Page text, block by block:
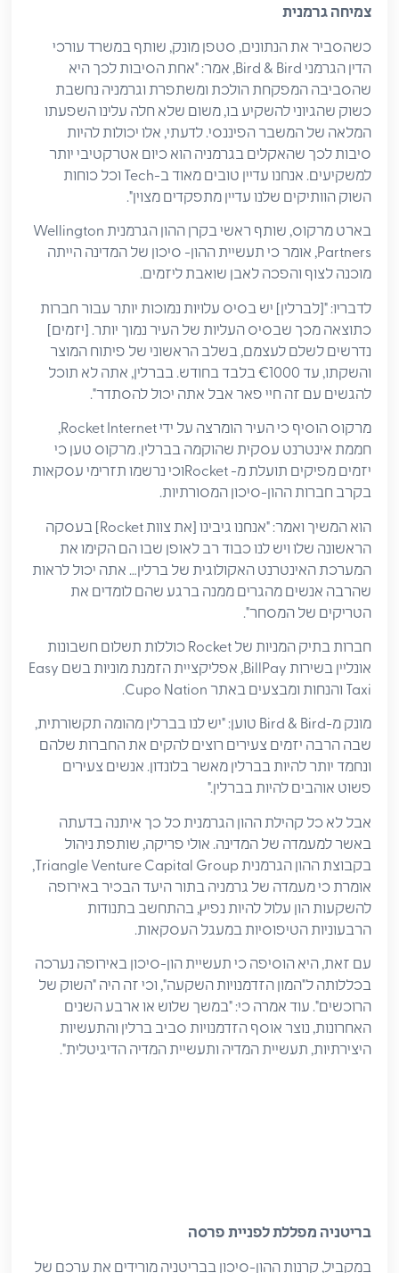
צמיחה גרמנית
כשהסביר את הנתונים, סטפן מונק, שותף במשרד עורכי
הדין הגרמני Bird & Bird, אמר: "אחת הסיבות לכך היא
שהסביבה המפקחת הולכת ומשתפרת וגרמניה נחשבת
כשוק שהגיוני להשקיע בו, משום שלא חלה עלינו השפעתו
המלאה של המשבר הפיננסי. לדעתי, אלו יכולות להיות
סיבות לכך שהאקלים בגרמניה הוא כיום אטרקטיבי יותר
למשקיעים. אנחנו עדיין טובים מאוד ב-Tech וכל כוחות
השוק הוותיקים שלנו עדיין מתפקדים מצוין".
בארט מרקוס, שותף ראשי בקרן ההון הגרמנית Wellington
Partners, אומר כי תעשיית ההון- סיכון של המדינה הייתה
מוכנה לצוף והפכה לאבן שואבת ליזמים.
לדבריו: "[לברלין] יש בסיס עלויות נמוכות יותר עבור חברות
כתוצאה מכך שבסיס העליות של העיר נמוך יותר. [יזמים]
נדרשים לשלם לעצמם, בשלב הראשוני של פיתוח המוצר
והשקתו, עד €1000 בלבד בחודש. בברלין, אתה לא תוכל
להגשים עם זה חיי פאר אבל אתה יכול להסתדר".
מרקוס הוסיף כי העיר הומרצה על ידי Rocket Internet,
חממת אינטרנט עסקית שהוקמה בברלין. מרקוס טען כי
יזמים מפיקים תועלת מ- Rocketוכי נרשמו תזרימי עסקאות
בקרב חברות ההון-סיכון המסורתיות.
הוא המשיך ואמר: "אנחנו גיבינו [את צוות Rocket] בעסקה
הראשונה שלו ויש לנו כבוד רב לאופן שבו הם הקימו את
המערכת האינטרנט האקולוגית של ברלין… אתה יכול לראות
שהרבה אנשים מהגרים ממנה ברגע שהם לומדים את
הטריקים של המסחר".
חברות בתיק המניות של Rocket כוללות תשלום חשבונות
אונליין בשירות BillPay, אפליקציית הזמנת מוניות בשם Easy
Taxi והנחות ומבצעים באתר Cupo Nation.
מונק מ-Bird & Bird טוען: "יש לנו בברלין מהומה תקשורתית,
שבה הרבה יזמים צעירים רוצים להקים את החברות שלהם
ונחמד יותר להיות בברלין מאשר בלונדון. אנשים צעירים
פשוט אוהבים להיות בברלין."
אבל לא כל קהילת ההון הגרמנית כל כך איתנה בדעתה
באשר למעמדה של המדינה. אולי פריקה, שותפת ניהול
בקבוצת ההון הגרמנית Triangle Venture Capital Group,
אומרת כי מעמדה של גרמניה בתור היעד הבכיר באירופה
להשקעות הון עלול להיות נפיץ, בהתחשב בתנודות
הרבעוניות הטיפוסיות במעגל העסקאות.
עם זאת, היא הוסיפה כי תעשיית הון-סיכון באירופה נערכה
בכללותה ל"המון הזדמנויות השקעה", וכי זה היה "השוק של
הרוכשים". עוד אמרה כי: "במשך שלוש או ארבע השנים
האחרונות, נוצר אוסף הזדמנויות סביב ברלין והתעשיות
היצירתיות, תעשיית המדיה ותעשיית המדיה הדיגיטלית".
בריטניה מפללת לפניית פרסה
במקביל, קרנות ההון-סיכון בבריטניה מורידים את ערכם של